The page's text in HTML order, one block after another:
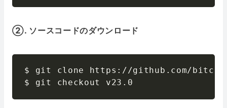
②. ソースコードのダウンロード
$ git clone https://github.com/
$ git checkout v23.0